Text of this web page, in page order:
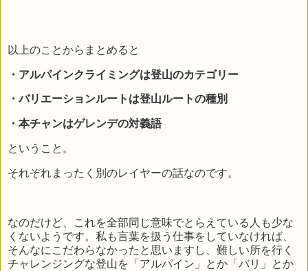
以上のことからまとめると
・アルパインクライミングは登山のカテゴリー
・バリエーションルートは登山ルートの種別
・本チャンはゲレンデの対義語
ということ。
それぞれまったく別のレイヤーの話なのです。
なのだけど、これを全部同じ意味でとらえている人も少な
くないようです。私も言葉を扱う仕事をしていなければ、
そんなにこだわらなかったと思いますし、難しい所を行く
チャレンジングな登山を「アルパイン」とか「バリ」とか